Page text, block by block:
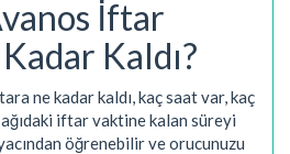
İftar
Kaldı?
ne kadar kaldı, kaç saat var, kaç
iftar vaktine kalan süreyi
öğrenebilir ve orucunuzu